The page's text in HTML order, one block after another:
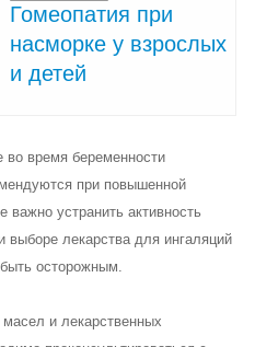
Гомеопатия при
насморке у взрослых
и детей
во время беременности
при повышенной
важно устранить активность
выборе лекарства для ингаляций
осторожным.
и лекарственных